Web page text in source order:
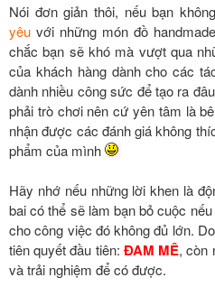
Nói đơn giản thôi, nếu bạn
yêu với những món đồ
chắc bạn sẽ khó mà vượt qua
của khách hàng dành cho các
dành nhiều công sức để tạo ra
phải trò chơi nên cứ yên tâm là
nhận được các đánh giá không
phẩm của mình
Hãy nhớ nếu những lời khen là
bai có thể sẽ làm bạn bỏ cuộc
cho công việc đó không đủ lớn.
tiên quyết đầu tiên: ĐAM MÊ, còn
và trải nghiệm để có được.